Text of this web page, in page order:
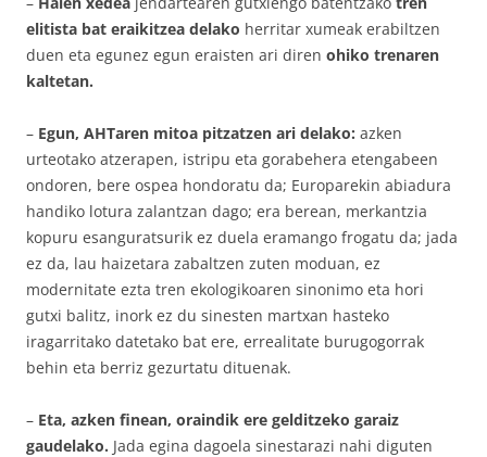
elitista bat eraikitzea delako herritar xumeak erabiltzen
duen eta egunez egun eraisten ari diren ohiko trenaren
kaltetan.
– Egun, AHTaren mitoa pitzatzen ari delako: azken
urteotako atzerapen, istripu eta gorabehera etengabeen
ondoren, bere ospea hondoratu da; Europarekin abiadura
handiko lotura zalantzan dago; era berean, merkantzia
kopuru esanguratsurik ez duela eramango frogatu da; jada
ez da, lau haizetara zabaltzen zuten moduan, ez
modernitate ezta tren ekologikoaren sinonimo eta hori
gutxi balitz, inork ez du sinesten martxan hasteko
iragarritako datetako bat ere, errealitate burugogorrak
behin eta berriz gezurtatu dituenak.
– Eta, azken finean, oraindik ere gelditzeko garaiz
gaudelako. Jada egina dagoela sinestarazi nahi diguten